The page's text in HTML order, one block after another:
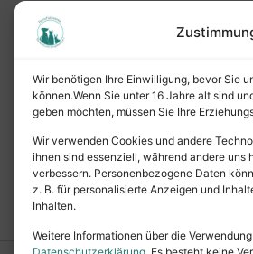
Wir benötigen Ihre Einwilligung, bevor Sie
können.Wenn Sie unter 16 Jahre alt sind
geben möchten, müssen Sie Ihre
Wir verwenden Cookies und andere
ihnen sind essenziell, während andere uns
verbessern. Personenbezogene Daten
z. B. für personalisierte Anzeigen und
Inhalten.
Weitere Informationen über die